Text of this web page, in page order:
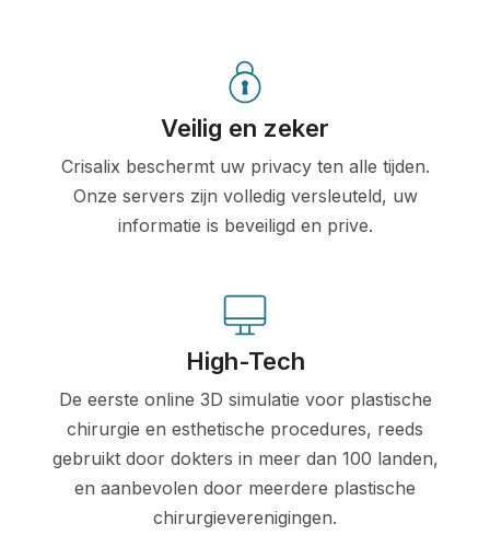
Veilig en zeker
Crisalix beschermt uw privacy ten alle tijden.
Onze servers zijn volledig versleuteld, uw
informatie is beveiligd en prive.
High-Tech
De eerste online 3D simulatie voor plastische
chirurgie en esthetische procedures, reeds
gebruikt door dokters in meer dan 100 landen,
en aanbevolen door meerdere plastische
chirurgieverenigingen.